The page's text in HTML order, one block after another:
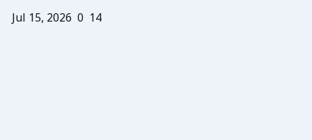
Jul 15, 2026 0 14